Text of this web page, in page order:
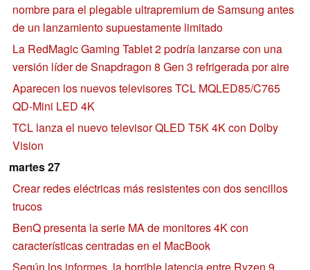
nombre para el plegable ultrapremium de Samsung antes
de un lanzamiento supuestamente limitado
La RedMagic Gaming Tablet 2 podría lanzarse con una
versión líder de Snapdragon 8 Gen 3 refrigerada por aire
Aparecen los nuevos televisores TCL MQLED85/C765
QD-Mini LED 4K
TCL lanza el nuevo televisor QLED T5K 4K con Dolby
Vision
martes 27
Crear redes eléctricas más resistentes con dos sencillos
trucos
BenQ presenta la serie MA de monitores 4K con
características centradas en el MacBook
Según los informes, la horrible latencia entre Ryzen 9